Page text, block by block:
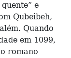
e
Qubeibeh,
Quando
em 1099,
romano